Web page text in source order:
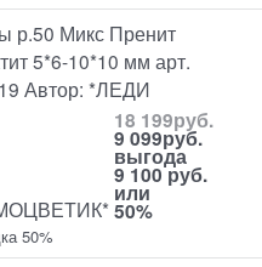
р.50 Микс Пренит
5*6-10*10 мм арт.
Автор: *ЛЕДИ
18 199руб.
9 099руб.
выгода
9 100 руб.
или
50%
50%